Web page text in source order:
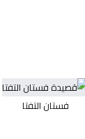
فستان التفتا